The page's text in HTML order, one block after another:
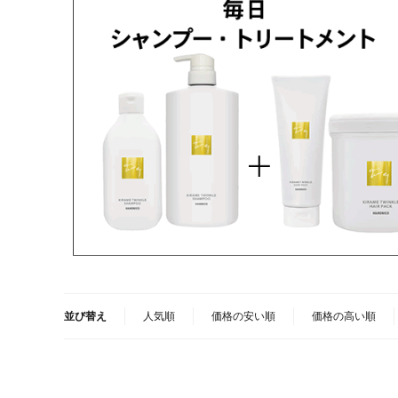
並び替え 人気順 価格の安い順 価格の高い順